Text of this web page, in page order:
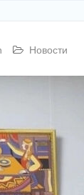
Новости